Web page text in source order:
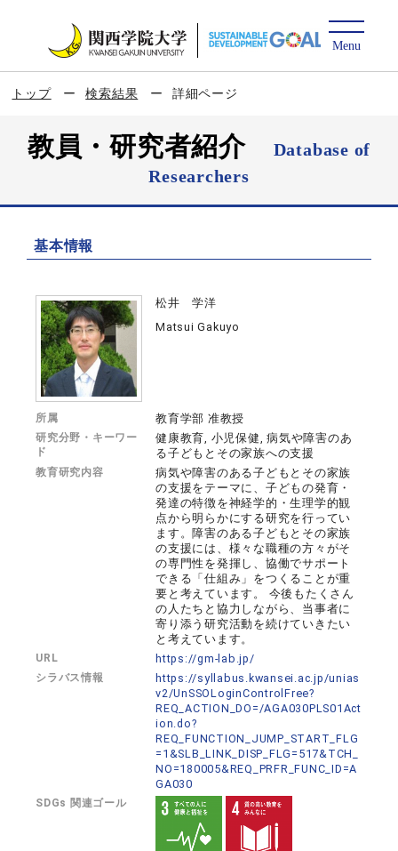
トップ 検索結果 詳細ページ
教員・研究者紹介
Database of
Researchers
基本情報
松井 学洋
Matsui Gakuyo
所属 教育学部 准教授
研究分野・キーワー
ド
健康教育, 小児保健, 病気や障害のあ
る子どもとその家族への支援
教育研究内容
病気や障害のある子どもとその家族
の支援をテーマに、子どもの発育・
発達の特徴を神経学的・生理学的観
点から明らかにする研究を行ってい
ます。障害のある子どもとその家族
の支援には、様々な職種の方々がそ
の専門性を発揮し、協働でサポート
できる「仕組み」をつくることが重
要と考えています。 今後もたくさん
の人たちと協力しながら、当事者に
寄り添う研究活動を続けていきたい
と考えています。
URL https://gm-lab.jp/
シラバス情報
https://syllabus.kwansei.ac.jp/unias
v2/UnSSOLoginControlFree?
REQ_ACTION_DO=/AGA030PLS01Act
ion.do?
REQ_FUNCTION_JUMP_START_FLG
=1&SLB_LINK_DISP_FLG=517&TCH_
NO=180005&REQ_PRFR_FUNC_ID=A
GA030
SDGs 関連ゴール